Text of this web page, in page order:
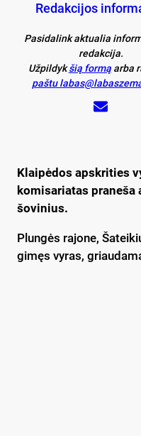
Redakcijos
Pasidalink aktualia
redakcija.
Užpildykšią formąarba
paštu
Klaipėdos apskrities
komisariatas praneša
šovinius.
Plungės rajone,
gimęs vyras,